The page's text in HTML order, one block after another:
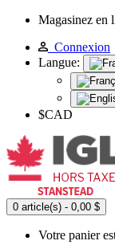
Magasinez en
Connexion
Langue:
$CAD
0 article(s) - 0,00 $
Votre panier